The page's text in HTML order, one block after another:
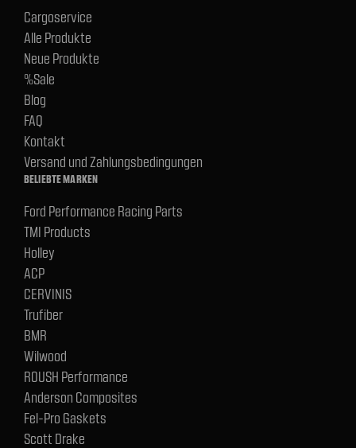
Cargoservice
Alle Produkte
Neue Produkte
%Sale
Blog
FAQ
Kontakt
Versand und Zahlungsbedingungen
BELIEBTE MARKEN
Ford Performance Racing Parts
TMI Products
Holley
ACP
CERVINIS
Trufiber
BMR
Wilwood
ROUSH Performance
Anderson Composites
Fel-Pro Gaskets
Scott Drake